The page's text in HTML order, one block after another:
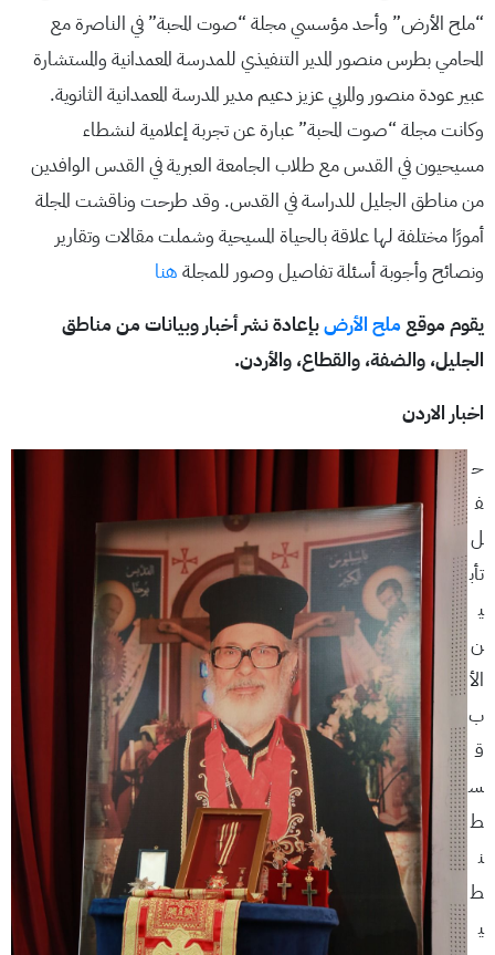
“ملح الأرض” وأحد مؤسسي مجلة “صوت المحبة” في الناصرة مع
المحامي بطرس منصور المدير التنفيذي للمدرسة المعمدانية والمستشارة
عبير عودة منصور والمربي عزيز دعيم مدير المدرسة المعمدانية الثانوية.
وكانت مجلة “صوت المحبة” عبارة عن تجربة إعلامية لنشطاء
مسيحيون في القدس مع طلاب الجامعة العبرية في القدس الوافدين
من مناطق الجليل للدراسة في القدس. وقد طرحت وناقشت المجلة
أمورًا مختلفة لها علاقة بالحياة المسيحية وشملت مقالات وتقارير
ونصائح وأجوبة أسئلة تفاصيل وصور للمجلة هنا
يقوم موقعملح الأرضبإعادة نشر أخبار وبيانات من مناطق
الجليل، والضفة، والقطاع، والأردن.
اخبار الاردن
ح
ف
ل
تأب
ي
ن
الأ
ب
ق
س
ط
ن
ط
ي